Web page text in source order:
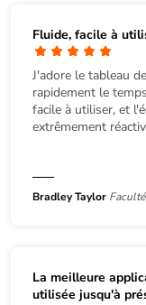
Fluide, facile à
J'adore le tableau
rapidement le
facile à utiliser, et
extrêmement
Bradley Taylor
La meilleure
utilisée jusqu'à